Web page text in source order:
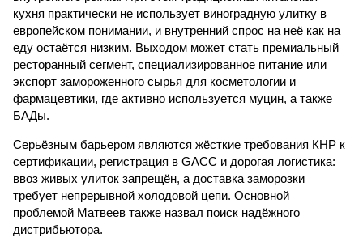
кухня практически не использует виноградную улитку в
европейском понимании, и внутренний спрос на неё как на
еду остаётся низким. Выходом может стать премиальный
ресторанный сегмент, специализированное питание или
экспорт замороженного сырья для косметологии и
фармацевтики, где активно используется муцин, а также
БАДы.
Серьёзным барьером являются жёсткие требования КНР к
сертификации, регистрация в GACC и дорогая логистика:
ввоз живых улиток запрещён, а доставка заморозки
требует непрерывной холодовой цепи. Основной
проблемой Матвеев также назвал поиск надёжного
дистрибьютора.